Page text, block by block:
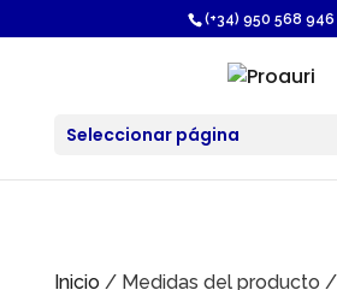
(+34) 950 568 946
Seleccionar página
Inicio/ Medidas del producto